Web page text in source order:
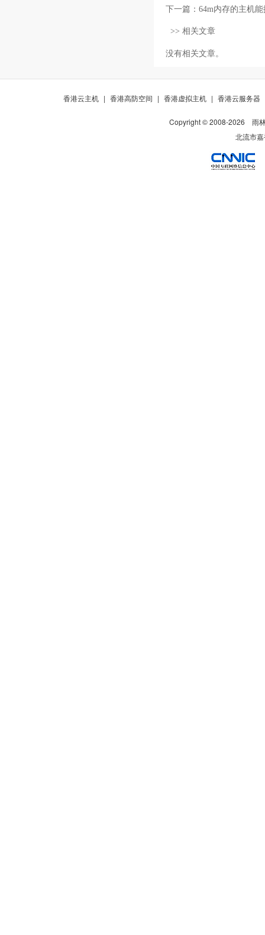
下一篇： 64m内存的主机
>> 相关文章
没有相关文章。
香港云主机 | 香港高防空间 | 香港虚拟主机 | 香港云服务器
Copyright © 2008-2026
雨
北流市